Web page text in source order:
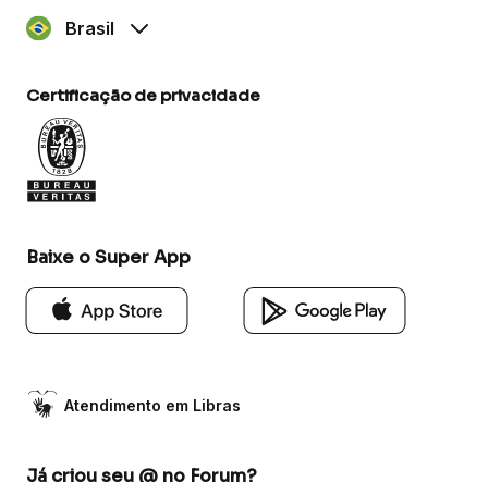
Brasil
Certificação de privacidade
Baixe o Super App
Atendimento em Libras
Já criou seu @ no Forum?